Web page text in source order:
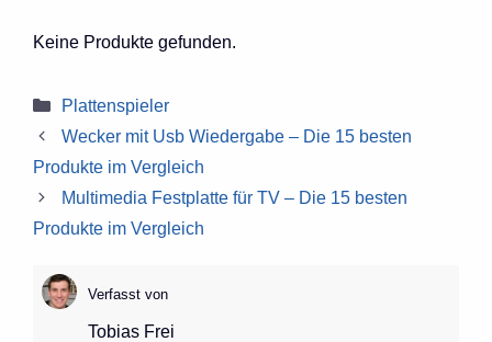
Keine Produkte gefunden.
Kategorien
Plattenspieler
Wecker mit Usb Wiedergabe – Die 15 besten
Produkte im Vergleich
Multimedia Festplatte für TV – Die 15 besten
Produkte im Vergleich
Verfasst von
Tobias Frei